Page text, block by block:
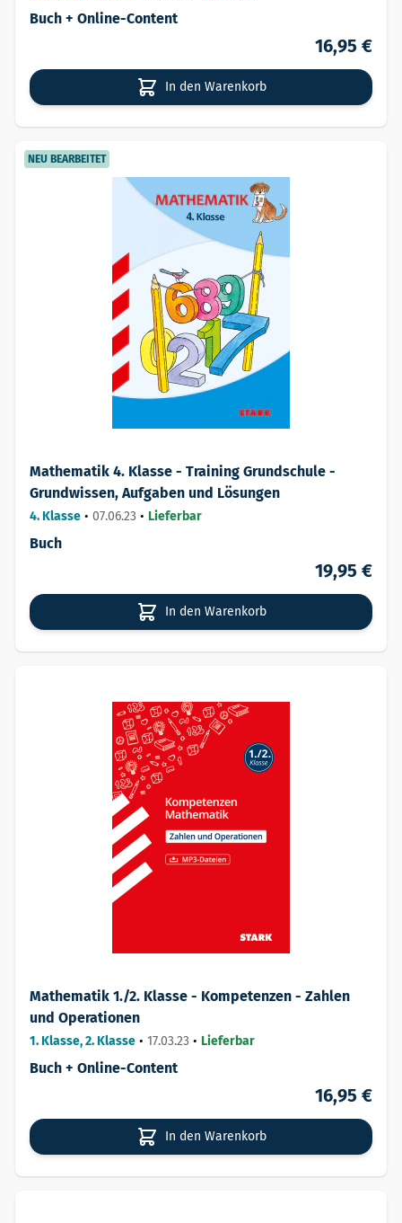
Buch + Online-Content
16,95 €
In den Warenkorb
NEU BEARBEITET
Mathematik 4. Klasse - Training Grundschule -
Grundwissen, Aufgaben und Lösungen
4. Klasse • 07.06.23 • Lieferbar
Buch
19,95 €
In den Warenkorb
Mathematik 1./2. Klasse - Kompetenzen - Zahlen
und Operationen
1. Klasse, 2. Klasse • 17.03.23 • Lieferbar
Buch + Online-Content
16,95 €
In den Warenkorb